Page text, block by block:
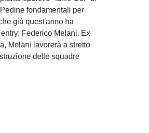
fondamentali per
già quest'anno ha
Federico Melani. Ex
Melani lavorerà a stretto
delle squadre